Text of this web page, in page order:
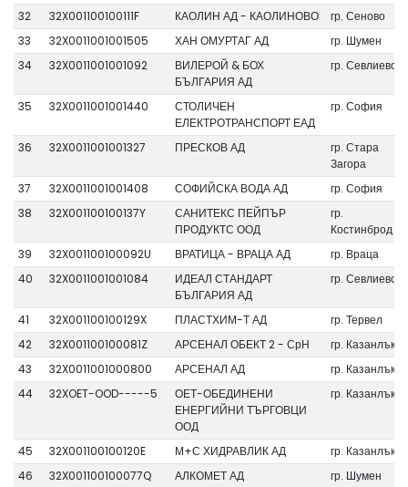
32
32X001100100111F КАОЛИН АД - КАОЛИНОВО
гр. Сеново
33
32X0011001001505 ХАН ОМУРТАГ АД
гр. Шумен
34
32X0011001001092
ВИЛЕРОЙ & БОХ
БЪЛГАРИЯ АД
гр. Севлиево
35 32X0011001001440
СТОЛИЧЕН
ЕЛЕКТРОТРАНСПОРТ ЕАД
гр. София
36 32X0011001001327 ПРЕСКОВ АД
гр. Стара
Загора
37
32X0011001001408 СОФИЙСКА ВОДА АД
гр. София
38
32X001100100137Y
САНИТЕКС ПЕЙПЪР
ПРОДУКТС ООД
гр.
Костинброд
39
32X001100100092U ВРАТИЦА - ВРАЦА АД
гр. Враца
40
32X0011001001084
ИДЕАЛ СТАНДАРТ
БЪЛГАРИЯ АД
гр. Севлиево
41 32X001100100129X ПЛАСТХИМ-Т АД
гр. Тервел
42
32X001100100081Z АРСЕНАЛ ОБЕКТ 2 - СрН
гр. Казанлък
43
32X0011001000800 АРСЕНАЛ АД
гр. Казанлък
44
32XOET-OOD-----5
ОЕТ-ОБЕДИНЕНИ
ЕНЕРГИЙНИ ТЪРГОВЦИ
ООД
гр. Казанлък
45 32X001100100120E М+С ХИДРАВЛИК АД
гр. Казанлък
46
32X001100100077Q АЛКОМЕТ АД
гр. Шумен